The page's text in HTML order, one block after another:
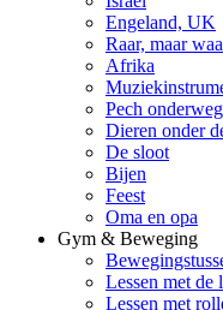
Engeland, UK
Raar, maar
Afrika
Pech onderweg
Dieren onder
De sloot
Bijen
Feest
Oma en opa
Gym & Beweging
Lessen met de
Lessen met